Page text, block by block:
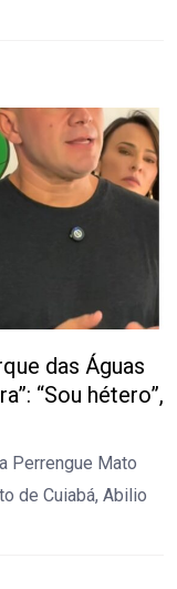
das Águas
“Sou hétero”,
Perrengue Mato
de Cuiabá, Abilio